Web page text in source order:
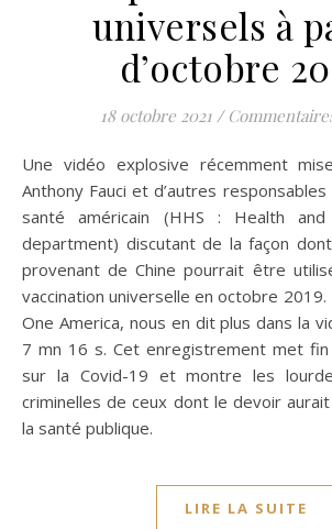
universels à
d’octobre
18 octobre 2021 /
Une vidéo explosive récemment mise au jour montre
Anthony Fauci et d’autres
santé américain (HHS : Health and
department) discutant de la façon
provenant de Chine pourrait être
vaccination universelle en octobre 2019.
One America, nous en dit plus dans la
7 mn 16 s. Cet enregistrement met
sur la Covid-19 et montre les
criminelles de ceux dont le devoir
la santé publique.
LIRE LA SUITE